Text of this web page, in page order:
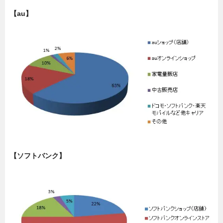
【au】
【ソフトバンク】